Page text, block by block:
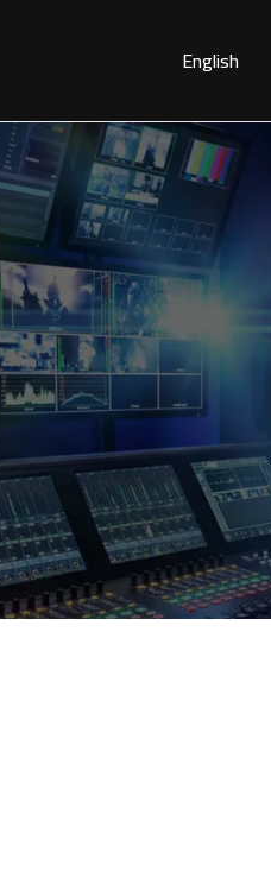
English